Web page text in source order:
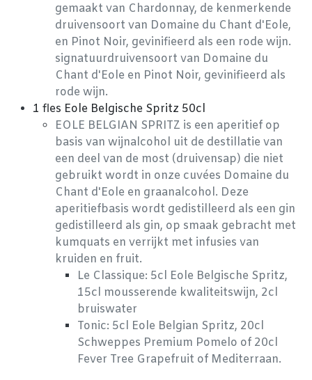
gemaakt van Chardonnay, de kenmerkende
druivensoort van Domaine du Chant d'Eole,
en Pinot Noir, gevinifieerd als een rode wijn.
signatuurdruivensoort van Domaine du
Chant d'Eole en Pinot Noir, gevinifieerd als
rode wijn.
1 fles Eole Belgische Spritz 50cl
EOLE BELGIAN SPRITZ is een aperitief op
basis van wijnalcohol uit de destillatie van
een deel van de most (druivensap) die niet
gebruikt wordt in onze cuvées Domaine du
Chant d'Eole en graanalcohol. Deze
aperitiefbasis wordt gedistilleerd als een gin
gedistilleerd als gin, op smaak gebracht met
kumquats en verrijkt met infusies van
kruiden en fruit.
Le Classique: 5cl Eole Belgische Spritz,
15cl mousserende kwaliteitswijn, 2cl
bruiswater
Tonic: 5cl Eole Belgian Spritz, 20cl
Schweppes Premium Pomelo of 20cl
Fever Tree Grapefruit of Mediterraan.